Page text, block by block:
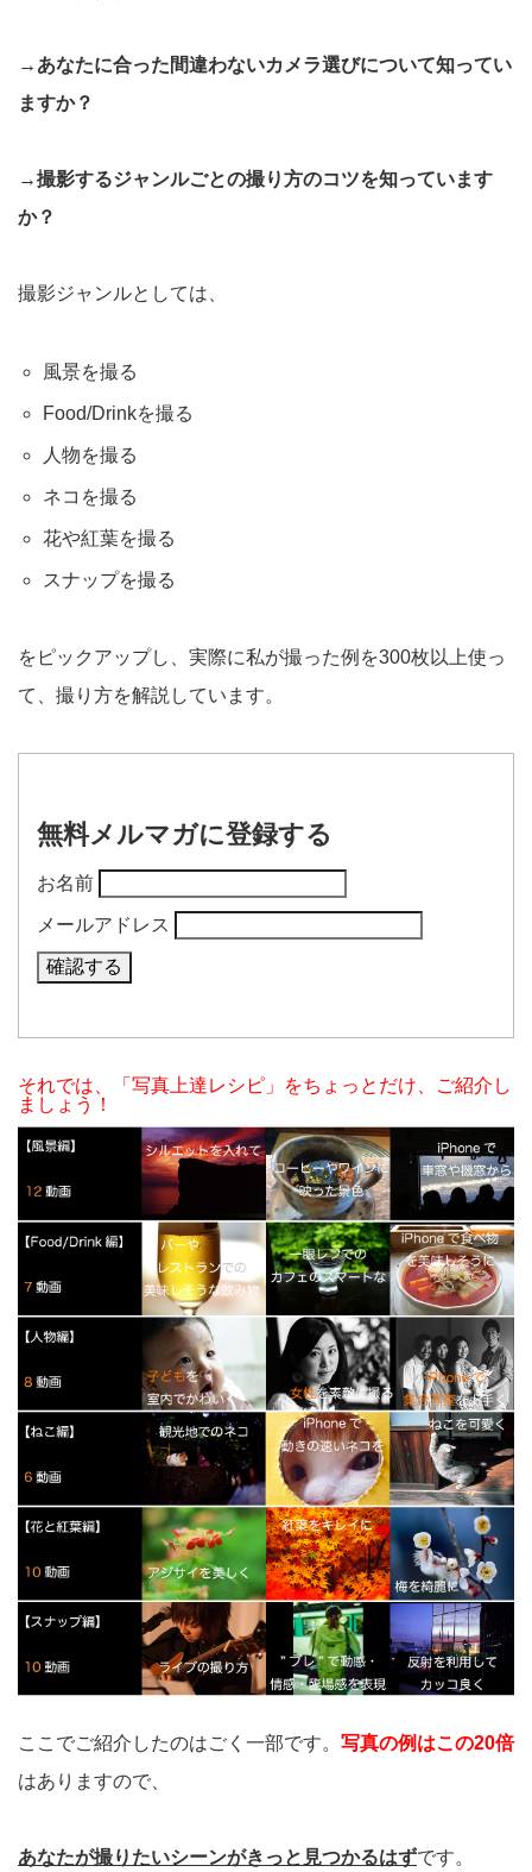
→あなたに合った間違わないカメラ選びについて知ってい
ますか？
→撮影するジャンルごとの撮り方のコツを知っています
か？
撮影ジャンルとしては、
風景を撮る
Food/Drinkを撮る
人物を撮る
ネコを撮る
花や紅葉を撮る
スナップを撮る
をピックアップし、実際に私が撮った例を300枚以上使っ
て、撮り方を解説しています。
無料メルマガに登録する
お名前
メールアドレス
それでは、「写真上達レシピ」をちょっとだけ、ご紹介し
ましょう！
ここでご紹介したのはごく一部です。 写真の例はこの20倍
はありますので、
あなたが撮りたいシーンがきっと見つかるはずです。